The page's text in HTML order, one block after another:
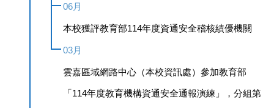
06月
本校獲評教育部114年度資通安全稽核績優機關
03月
雲嘉區域網路中心（本校資訊處）參加教育部
「114年度教育機構資通安全通報演練」，分組第